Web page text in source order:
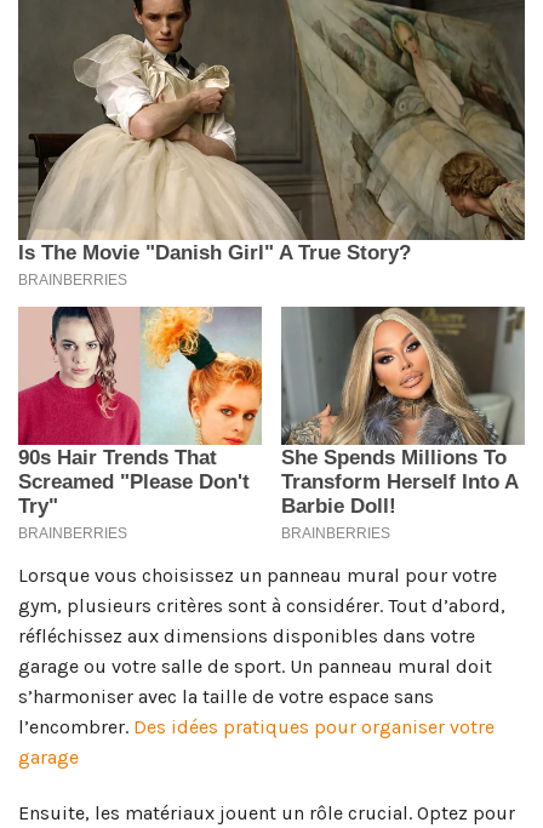
Lorsque vous choisissez un panneau mural pour votre
gym, plusieurs critères sont à considérer. Tout d’abord,
réfléchissez aux dimensions disponibles dans votre
garage ou votre salle de sport. Un panneau mural doit
s’harmoniser avec la taille de votre espace sans
l’encombrer. Des idées pratiques pour organiser votre
garage
Ensuite, les matériaux jouent un rôle crucial. Optez pour